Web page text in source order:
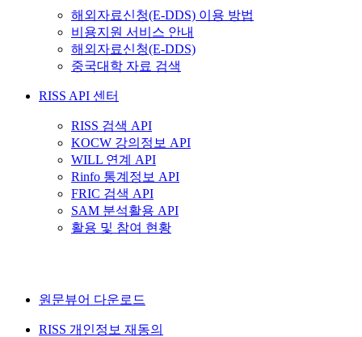
해외자료신청(E-DDS) 이용 방법
비용지원 서비스 안내
해외자료신청(E-DDS)
중국대학 자료 검색
RISS API 센터
RISS 검색 API
KOCW 강의정보 API
WILL 연계 API
Rinfo 통계정보 API
FRIC 검색 API
SAM 분석활용 API
활용 및 참여 현황
원문뷰어 다운로드
RISS 개인정보 재동의